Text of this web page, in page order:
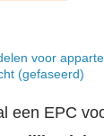
voor
(gefaseerd)
een EPC